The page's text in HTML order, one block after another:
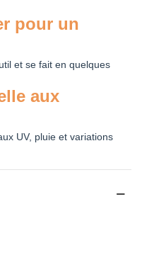
pour un
et se fait en quelques
aux
UV, pluie et variations